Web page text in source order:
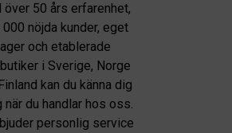
över 50 års erfarenhet,
nöjda kunder, eget
och etablerade
i Sverige, Norge
kan du känna dig
när du handlar hos oss.
personlig service